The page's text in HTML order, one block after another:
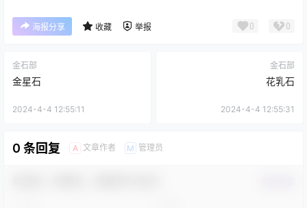
海报分享 收藏 举报 0 0
金石部
金星石
2024-4-4 12:55:11
金石部
花乳石
2024-4-4 12:55:31
0 条回复 A 文章作者 M 管理员